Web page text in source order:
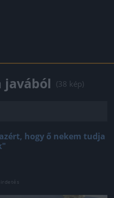
javából (38 kép)
hogy ő nekem tudja